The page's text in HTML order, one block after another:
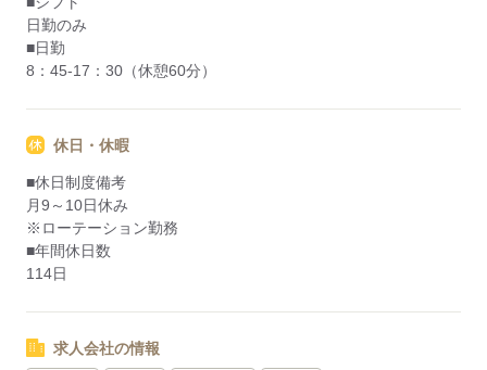
日勤のみ
■日勤
8：45-17：30（休憩60分）
休日・休暇
■休日制度備考
月9～10日休み
※ローテーション勤務
■年間休日数
114日
求人会社の情報